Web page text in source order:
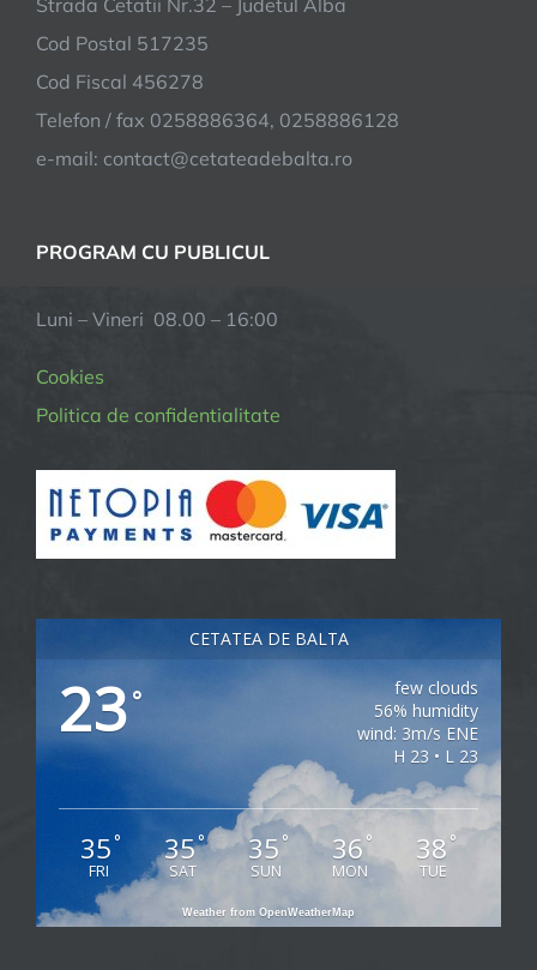
Strada Cetatii Nr.32 – Judetul Alba
Cod Postal 517235
Cod Fiscal 456278
Telefon / fax 0258886364, 0258886128
e-mail: contact@cetateadebalta.ro
PROGRAM CU PUBLICUL
Luni – Vineri 08.00 – 16:00
Cookies
Politica de confidentialitate
CETATEA DE BALTA
23°
few clouds
56% humidity
wind: 3m/s ENE
H 23 • L 23
35°
FRI
35°
SAT
35°
SUN
36 °
MON
38 °
TUE
Weather from OpenWeatherMap